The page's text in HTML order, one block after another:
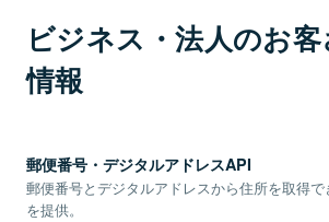
ビジネス・法人のお
情報
郵便番号・デジタルアドレスAPI
郵便番号とデジタルアドレスから住所を取得
を提供。